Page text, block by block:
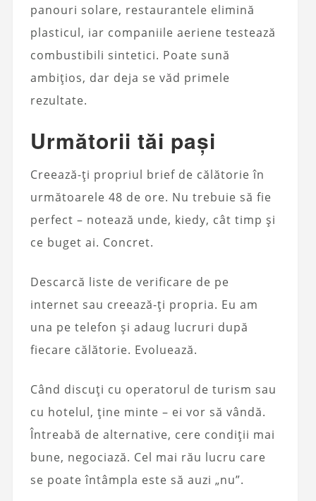
panouri solare, restaurantele elimină
plasticul, iar companiile aeriene testează
combustibili sintetici. Poate sună
ambițios, dar deja se văd primele
rezultate.
Următorii tăi pași
Creează-ți propriul brief de călătorie în
următoarele 48 de ore. Nu trebuie să fie
perfect – notează unde, kiedy, cât timp și
ce buget ai. Concret.
Descarcă liste de verificare de pe
internet sau creează-ți propria. Eu am
una pe telefon și adaug lucruri după
fiecare călătorie. Evoluează.
Când discuți cu operatorul de turism sau
cu hotelul, ține minte – ei vor să vândă.
Întreabă de alternative, cere condiții mai
bune, negociază. Cel mai rău lucru care
se poate întâmpla este să auzi „nu”.